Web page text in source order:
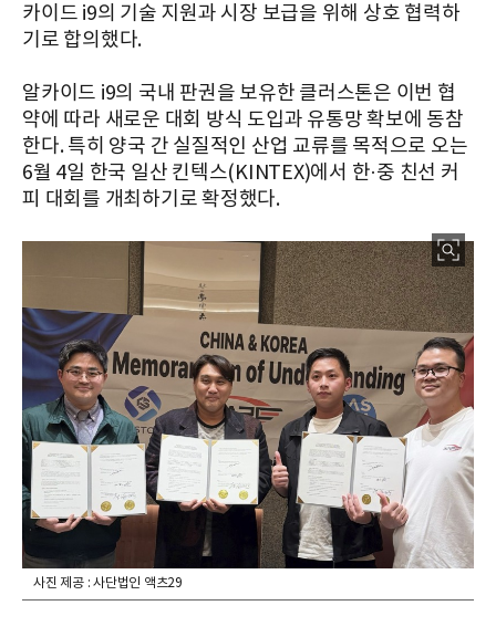
카이드 i9의 기술 지원과 시장 보급을 위해 상호 협력하
기로 합의했다.
알카이드 i9의 국내 판권을 보유한 클러스톤은 이번 협
약에 따라 새로운 대회 방식 도입과 유통망 확보에 동참
한다. 특히 양국 간 실질적인 산업 교류를 목적으로 오는
6월 4일 한국 일산 킨텍스(KINTEX)에서 한·중 친선 커
피 대회를 개최하기로 확정했다.
사진 제공 : 사단법인 액츠29